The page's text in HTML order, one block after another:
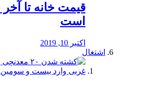
قیمت خانه تا
است
اکتبر 10, 2019
اشتغال